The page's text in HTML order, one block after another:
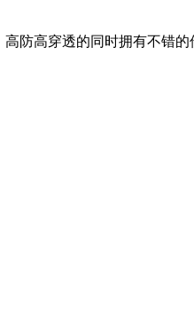
防高穿透的同时拥有不错